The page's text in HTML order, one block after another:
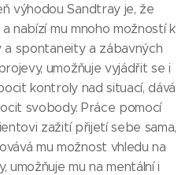
výhodou Sandtray je, že
nabízí mu mnoho možností k
a spontaneity a zábavných
umožňuje vyjádřit se i
kontroly nad situací, dává
svobody. Práce pomocí
zažití přijetí sebe sama,
mu možnost vhledu na
umožňuje mu na mentální i